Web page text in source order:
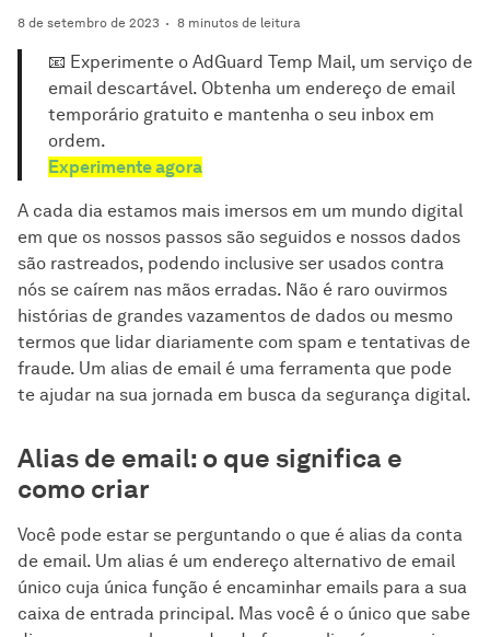
8 de setembro de 2023 8 minutos de leitura
📧 Experimente o AdGuard Temp Mail, um serviço de
email descartável. Obtenha um endereço de email
temporário gratuito e mantenha o seu inbox em
ordem.
Experimente agora
A cada dia estamos mais imersos em um mundo digital
em que os nossos passos são seguidos e nossos dados
são rastreados, podendo inclusive ser usados contra
nós se caírem nas mãos erradas. Não é raro ouvirmos
histórias de grandes vazamentos de dados ou mesmo
termos que lidar diariamente com spam e tentativas de
fraude. Um alias de email é uma ferramenta que pode
te ajudar na sua jornada em busca da segurança digital.
Alias de email: o que significa e
como criar
Você pode estar se perguntando o que é alias da conta
de email. Um alias é um endereço alternativo de email
único сuja única função é encaminhar emails para a sua
caixa de entrada principal. Mas você é o único que sabe